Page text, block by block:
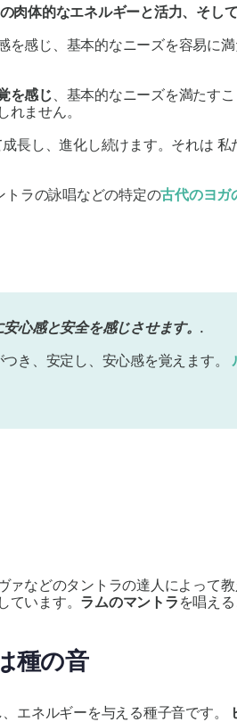
肉体的なエネルギーと活力、そし
感じ、基本的なニーズを容易に
を感じ、基本的なニーズを満たす
れません。
長し、進化し続けます。それは 私
トラの詠唱などの特定の古代のヨガ
心感と安全を感じさせます。.
き、安定し、安心感を覚えます。
ァなどのタントラの達人によって
います。 ラムのマントラ を唱え
種の音
エネルギーを与える種子音です。